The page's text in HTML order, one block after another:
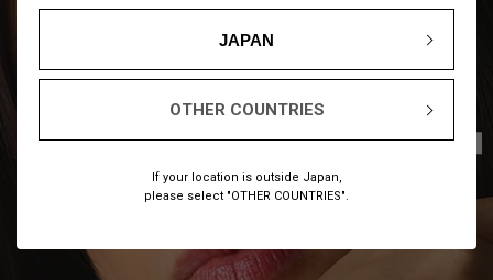
JAPAN
OTHER COUNTRIES
If your location is outside Japan,
please select "OTHER COUNTRIES".
1